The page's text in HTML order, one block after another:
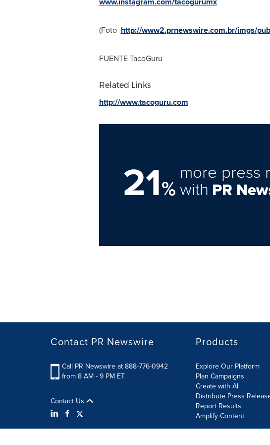
(Foto http://www2.prnewswire.com.br/imgs/
FUENTETacoGuru
Related Links
http://www.tacoguru.com
21%
more press
with
Contact PR Newswire
Call PR Newswire at 888-776-0942
from 8 AM - 9 PM ET
Contact Us
Products
Explore Our Platform
Plan Campaigns
Create with AI
Distribute Press
Report Results
Amplify Content